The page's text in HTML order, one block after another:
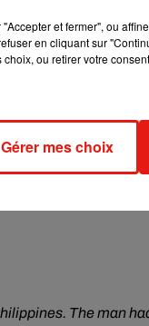
The man
et fermer", ou
en cliquant sur
ou retirer votre
Gérer mes choix